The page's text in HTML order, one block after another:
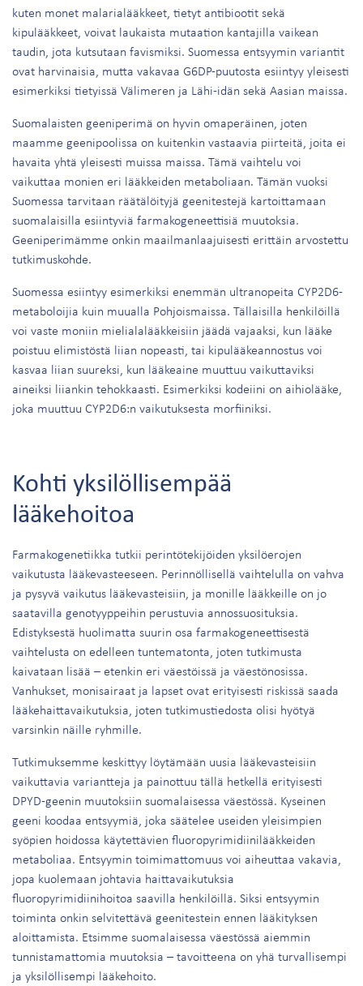
kuten monet malarialääkkeet, tietyt antibiootit sekä
kipulääkkeet, voivat laukaista mutaation kantajilla vaikean
taudin, jota kutsutaan favismiksi. Suomessa entsyymin variantit
ovat harvinaisia, mutta vakavaa G6DP-puutosta esiintyy yleisesti
esimerkiksi tietyissä Välimeren ja Lähi-idän sekä Aasian maissa.
Suomalaisten geeniperimä on hyvin omaperäinen, joten
maamme geenipoolissa on kuitenkin vastaavia piirteitä, joita ei
havaita yhtä yleisesti muissa maissa. Tämä vaihtelu voi
vaikuttaa monien eri lääkkeiden metaboliaan. Tämän vuoksi
Suomessa tarvitaan räätälöityjä geenitestejä kartoittamaan
suomalaisilla esiintyviä farmakogeneettisiä muutoksia.
Geeniperimämme onkin maailmanlaajuisesti erittäin arvostettu
tutkimuskohde.
Suomessa esiintyy esimerkiksi enemmän ultranopeita CYP2D6-
metaboloijia kuin muualla Pohjoismaissa. Tällaisilla henkilöillä
voi vaste moniin mielialalääkkeisiin jäädä vajaaksi, kun lääke
poistuu elimistöstä liian nopeasti, tai kipulääkeannostus voi
kasvaa liian suureksi, kun lääkeaine muuttuu vaikuttaviksi
aineiksi liiankin tehokkaasti. Esimerkiksi kodeiini on aihiolääke,
joka muuttuu CYP2D6:n vaikutuksesta morfiiniksi.
Kohti yksilöllisempää
lääkehoitoa
Farmakogenetiikka tutkii perintötekijöiden yksilöerojen
vaikutusta lääkevasteeseen. Perinnöllisellä vaihtelulla on vahva
ja pysyvä vaikutus lääkevasteisiin, ja monille lääkkeille on jo
saatavilla genotyyppeihin perustuvia annossuosituksia.
Edistyksestä huolimatta suurin osa farmakogeneettisestä
vaihtelusta on edelleen tuntematonta, joten tutkimusta
kaivataan lisää – etenkin eri väestöissä ja väestönosissa.
Vanhukset, monisairaat ja lapset ovat erityisesti riskissä saada
lääkehaittavaikutuksia, joten tutkimustiedosta olisi hyötyä
varsinkin näille ryhmille.
Tutkimuksemme keskittyy löytämään uusia lääkevasteisiin
vaikuttavia variantteja ja painottuu tällä hetkellä erityisesti
DPYD-geenin muutoksiin suomalaisessa väestössä. Kyseinen
geeni koodaa entsyymiä, joka säätelee useiden yleisimpien
syöpien hoidossa käytettävien fluoropyrimidiinilääkkeiden
metaboliaa. Entsyymin toimimattomuus voi aiheuttaa vakavia,
jopa kuolemaan johtavia haittavaikutuksia
fluoropyrimidiinihoitoa saavilla henkilöillä. Siksi entsyymin
toiminta onkin selvitettävä geenitestein ennen lääkityksen
aloittamista. Etsimme suomalaisessa väestössä aiemmin
tunnistamattomia muutoksia – tavoitteena on yhä turvallisempi
ja yksilöllisempi lääkehoito.